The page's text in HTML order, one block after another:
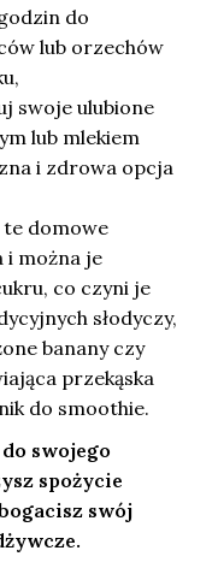
do
lub orzechów
swoje ulubione
lub mlekiem
i zdrowa opcja
te domowe
i można je
co czyni je
słodyczy,
banany czy
przekąska
do smoothie.
swojego
spożycie
swój